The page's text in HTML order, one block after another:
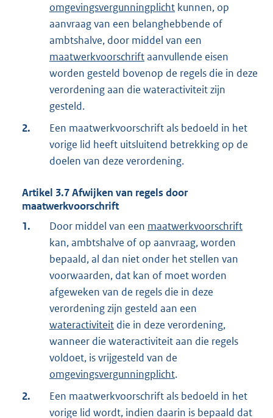
omgevingsvergunningplicht kunnen, op
aanvraag van een belanghebbende of
ambtshalve, door middel van een
maatwerkvoorschriftaanvullende eisen
worden gesteld bovenop de regels die in deze
verordening aan die wateractiviteit zijn
gesteld.
2.
Een maatwerkvoorschrift als bedoeld in het
vorige lid heeft uitsluitend betrekking op de
doelen van deze verordening.
Artikel 3.7Afwijken van regels door
maatwerkvoorschrift
1.
Door middel van een maatwerkvoorschrift
kan, ambtshalve of op aanvraag, worden
bepaald, al dan niet onder het stellen van
voorwaarden, dat kan of moet worden
afgeweken van de regels die in deze
verordening zijn gesteld aan een
wateractiviteit die in deze verordening,
wanneer die wateractiviteit aan die regels
voldoet, is vrijgesteld van de
omgevingsvergunningplicht.
2.
Een maatwerkvoorschrift als bedoeld in het
vorige lid wordt, indien daarin is bepaald dat